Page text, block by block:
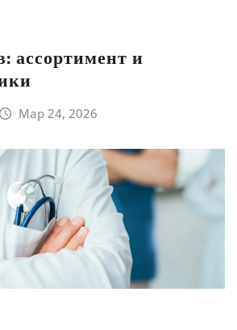
ассортимент и
Мар 24, 2026